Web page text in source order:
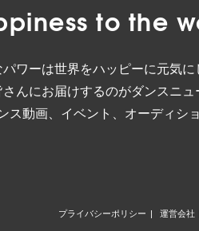
to the
ワーは世界をハッピーに元気
んにお届けするのがダンスニ
ス動画、イベント、オーディシ
プライバシーポリシー 運営会社